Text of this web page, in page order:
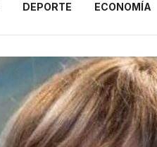
DEPORTE ECONOMÍA